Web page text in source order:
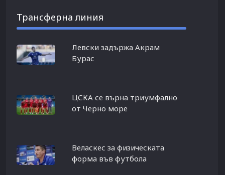
Трансферна линия
Левски задържа Акрам
Бурас
ЦСКА се върна триумфално
от Черно море
Веласкес за физическата
форма във футбола